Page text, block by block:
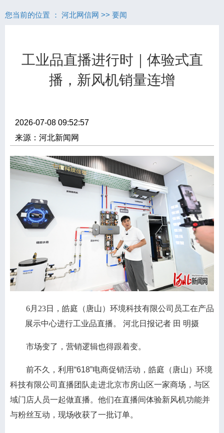
您当前的位置 ： 河北网信网 >> 要闻
工业品直播进行时｜体验式直
播，新风机销量连增
2026-07-08 09:52:57
来源：河北新闻网
6月23日，皓庭（唐山）环境科技有限公司员工在产品
展示中心进行工业品直播。 河北日报记者 田 明摄
市场变了，营销逻辑也得跟着变。
前不久，利用“618”电商促销活动，皓庭（唐山）环境
科技有限公司直播团队走进北京市房山区一家商场，与区
域门店人员一起做直播。他们在直播间体验新风机功能并
与粉丝互动，现场收获了一批订单。